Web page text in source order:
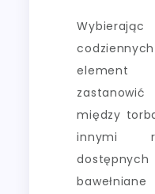
element
między
innymi